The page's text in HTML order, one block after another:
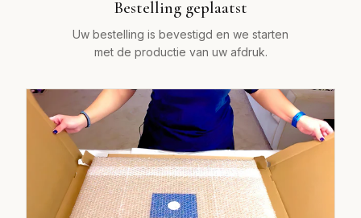
Bestelling geplaatst
Uw bestelling is bevestigd en we starten
met de productie van uw afdruk.